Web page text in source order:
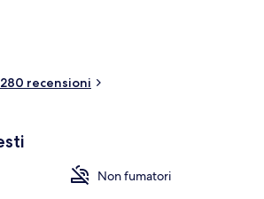
recensioni
Non fumatori